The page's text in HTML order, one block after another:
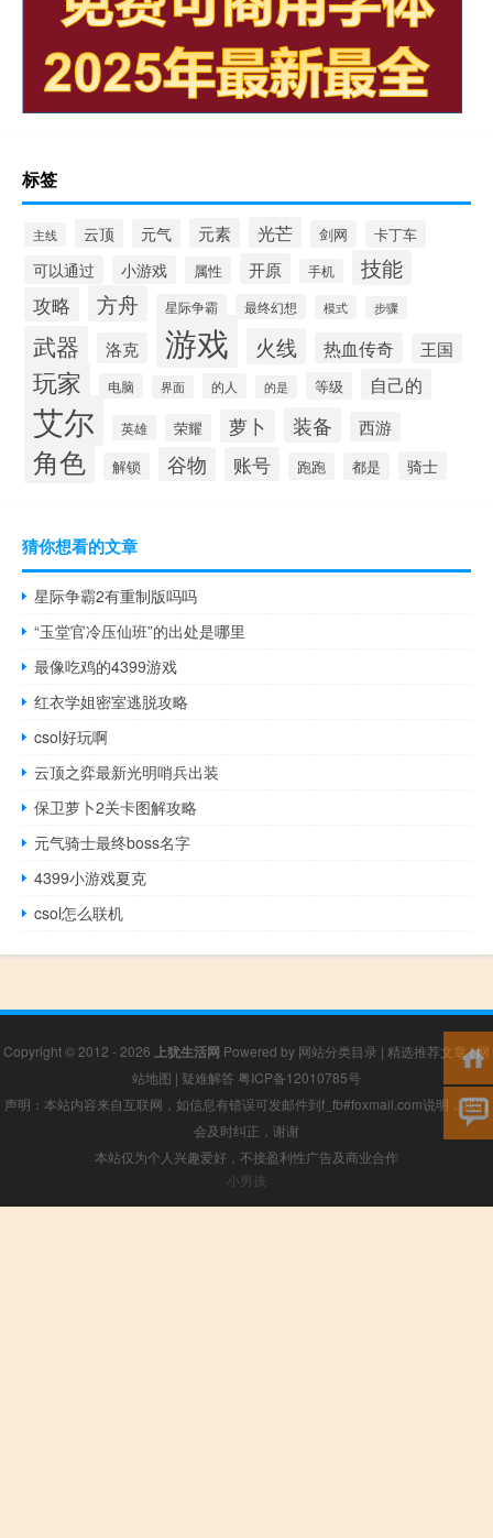
标签
主线 云顶 元气 元素 光芒 剑网 卡丁车
可以通过 小游戏 属性 开原 手机 技能
攻略 方舟 星际争霸 最终幻想 模式 步骤
武器 洛克 游戏 火线 热血传奇 王国
玩家 电脑 界面 的人 的是 等级 自己的
艾尔 英雄 荣耀 萝卜 装备 西游
角色 解锁 谷物 账号 跑跑 都是 骑士
猜你想看的文章
星际争霸2有重制版吗吗
“玉堂官冷压仙班”的出处是哪里
最像吃鸡的4399游戏
红衣学姐密室逃脱攻略
csol好玩啊
云顶之弈最新光明哨兵出装
保卫萝卜2关卡图解攻略
元气骑士最终boss名字
4399小游戏夏克
csol怎么联机
Copyright © 2012 - 2026 上犹生活网 Powered by 网站分类目录 | 精选推荐文章|网
站地图 | 疑难解答 粤ICP备12010785号
声明：本站内容来自互联网，如信息有错误可发邮件到f_fb#foxmail.com说明，我们
会及时纠正，谢谢
本站仅为个人兴趣爱好，不接盈利性广告及商业合作
小男孩